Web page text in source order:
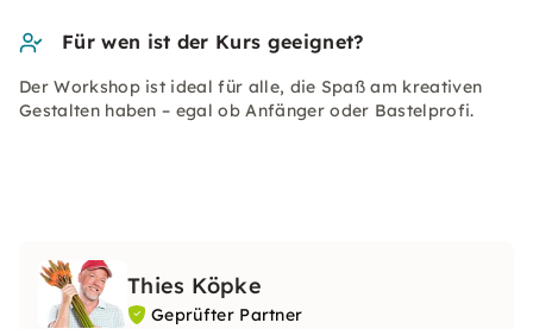
Für wen ist der Kurs geeignet?
Der Workshop ist ideal für alle, die Spaß am kreativen
Gestalten haben – egal ob Anfänger oder Bastelprofi.
Thies Köpke
Geprüfter Partner